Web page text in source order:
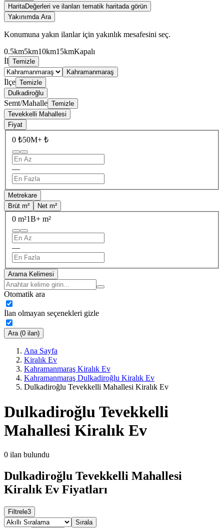
HaritaDeğerleri ve ilanları tematik haritada görün
Yakınımda Ara
Konumuna yakın ilanlar için yakınlık mesafesini seç.
0.5km5km10km15kmKapalı
İl Temizle
Kahramanmaraş
İlçe Temizle
Dulkadiroğlu
Semt/Mahalle Temizle
Tevekkelli Mahallesi
Fiyat
0 ₺50M+ ₺
—
Metrekare
Brüt m²
Net m²
0 m²1B+ m²
—
Arama Kelimesi
Otomatik ara
İlan olmayan seçenekleri gizle
Ara (0 ilan)
Ana Sayfa
Kiralık Ev
Kahramanmaraş Kiralık Ev
Kahramanmaraş Dulkadiroğlu Kiralık Ev
Dulkadiroğlu Tevekkelli Mahallesi Kiralık Ev
Dulkadiroğlu Tevekkelli
Mahallesi Kiralık Ev
0 ilan bulundu
Dulkadiroğlu Tevekkelli Mahallesi
Kiralık Ev Fiyatları
Filtrele3
Sırala